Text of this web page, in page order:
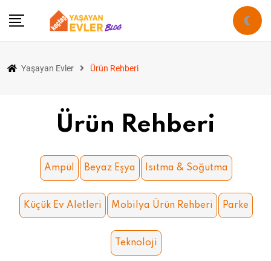
Yaşayan Evler Ürün Rehberi
Ürün Rehberi
Ampül Beyaz Eşya Isıtma & Soğutma
Küçük Ev Aletleri Mobilya Ürün Rehberi Parke
Teknoloji